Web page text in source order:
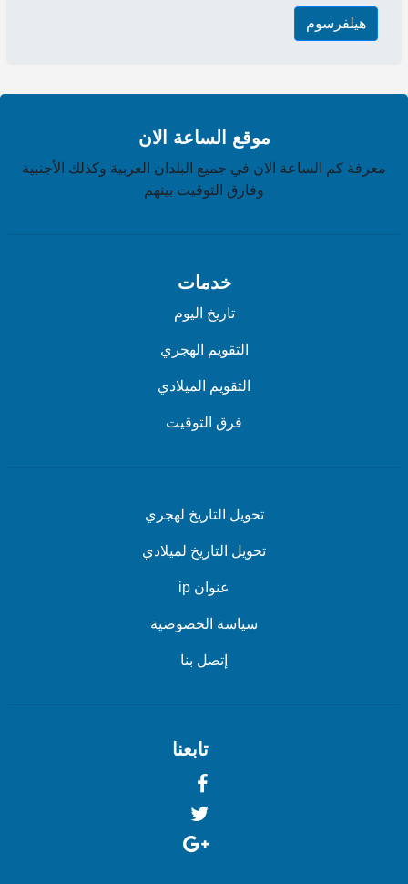
هيلفرسوم
موقع الساعة الان
معرفة كم الساعة الان في جميع البلدان العربية وكذلك الأجنبية
وفارق التوقيت بينهم
خدمات
تاريخ اليوم
التقويم الهجري
التقويم الميلادي
فرق التوقيت
تحويل التاريخ لهجري
تحويل التاريخ لميلادي
عنوان ip
سياسة الخصوصية
إتصل بنا
تابعنا